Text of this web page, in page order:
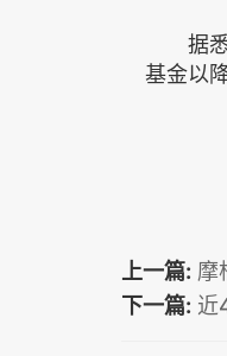
据悉
基金以
上一篇: 摩
下一篇: 近